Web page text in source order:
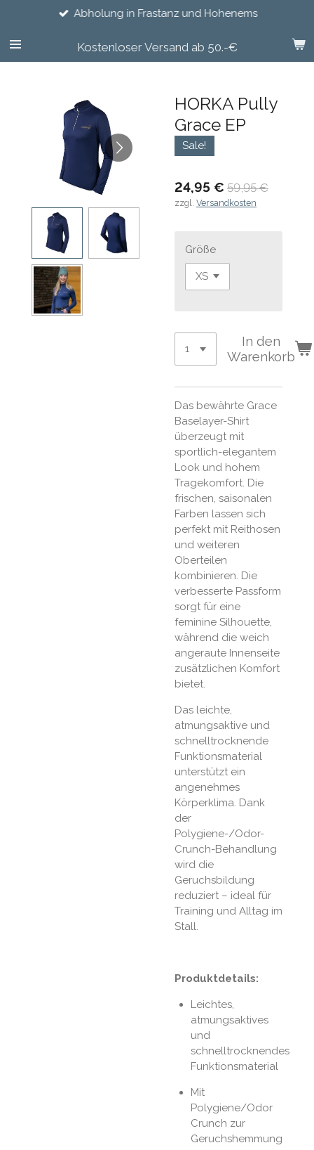
springen
Kostenloser Versand ab 50.-€
Abholung in Frastanz und Hohenems
HORKA Pully
Grace EP
Sale!
24,95 € 59,95 €
zzgl. Versandkosten
Größe
In den
Warenkorb
Das bewährte Grace
Baselayer-Shirt
überzeugt mit
sportlich-elegantem
Look und hohem
Tragekomfort. Die
frischen, saisonalen
Farben lassen sich
perfekt mit Reithosen
und weiteren
Oberteilen
kombinieren. Die
verbesserte Passform
sorgt für eine
feminine Silhouette,
während die weich
angeraute Innenseite
zusätzlichen Komfort
bietet.
Das leichte,
atmungsaktive und
schnelltrocknende
Funktionsmaterial
unterstützt ein
angenehmes
Körperklima. Dank
der
Polygiene-/Odor-
Crunch-Behandlung
wird die
Geruchsbildung
reduziert – ideal für
Training und Alltag im
Stall.
Produktdetails:
Leichtes,
atmungsaktives
und
schnelltrocknendes
Funktionsmaterial
Mit
Polygiene/Odor
Crunch zur
Geruchshemmung